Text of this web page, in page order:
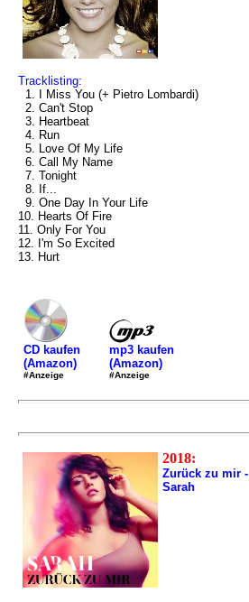
Tracklisting:
1. I Miss You (+ Pietro Lombardi)
2. Can't Stop
3. Heartbeat
4. Run
5. Love Of My Life
6. Call My Name
7. Tonight
8. If...
9. One Day In Your Life
10. Hearts Of Fire
11. Only For You
12. I'm So Excited
13. Hurt
CD kaufen
(Amazon)
#Anzeige
mp3 kaufen
(Amazon)
#Anzeige
2018:
Zurück zu mir -
Sarah